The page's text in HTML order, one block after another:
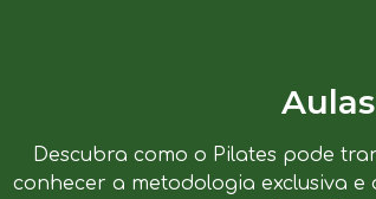
Aulas
Descubra como o Pilates pode
conhecer a metodologia exclusiva e